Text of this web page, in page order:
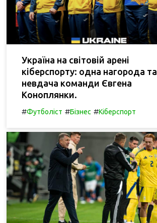
Україна на світовій арені
кіберспорту: одна нагорода та
невдача команди Євгена
Коноплянки.
#Футболіст #Бізнес #Кіберспорт